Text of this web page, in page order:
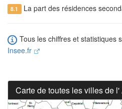
8.1 La part des résidences
Tous les chiffres et statistiques
Insee.fr
Carte de toutes les villes de l'